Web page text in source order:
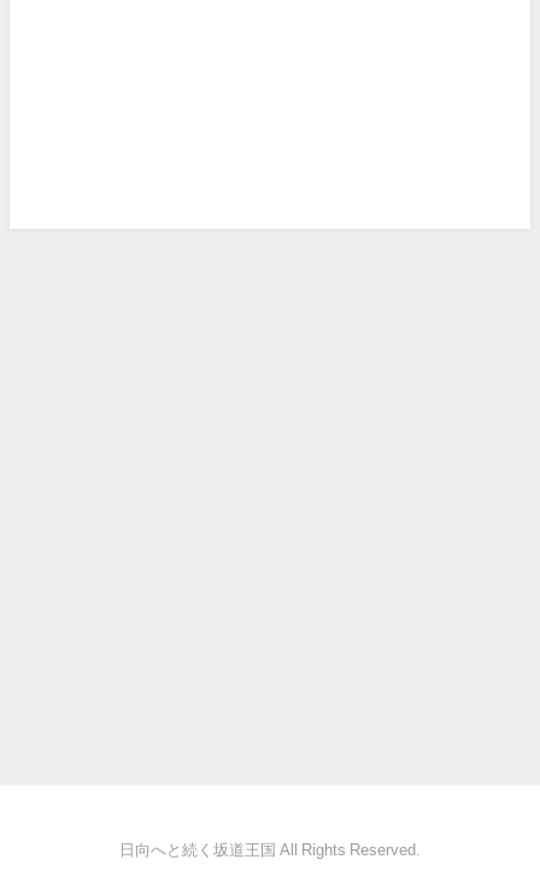
日向へと続く坂道王国 All Rights Reserved.